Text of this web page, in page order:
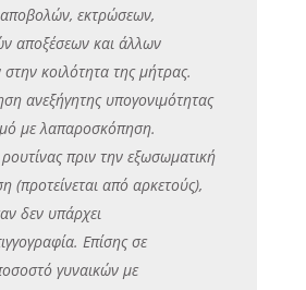
αποβολών, εκτρώσεων,
αποξέσεων και άλλων
κοιλότητα της μήτρας.
ανεξήγητης υπογονιμότητας
με λαπαροσκόπηση.
πριν την εξωσωματική
(προτείνεται από αρκετούς),
δεν υπάρχει
Επίσης σε
γυναικών με